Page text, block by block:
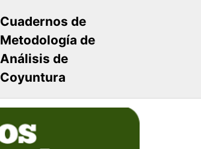
Cuadernos de
Metodología de
Análisis de
Coyuntura